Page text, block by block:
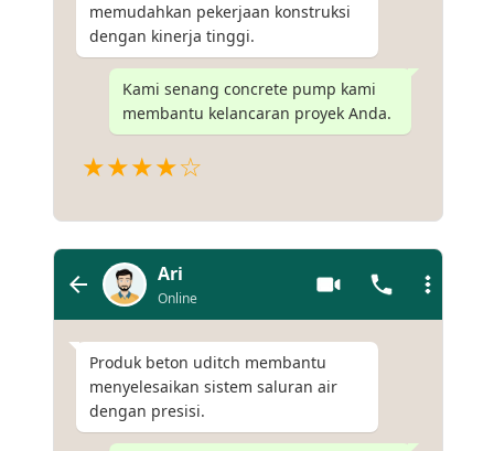
memudahkan pekerjaan konstruksi
dengan kinerja tinggi.
Kami senang concrete pump kami
membantu kelancaran proyek Anda.
★★★★☆
Ari
Online
Produk beton uditch membantu
menyelesaikan sistem saluran air
dengan presisi.